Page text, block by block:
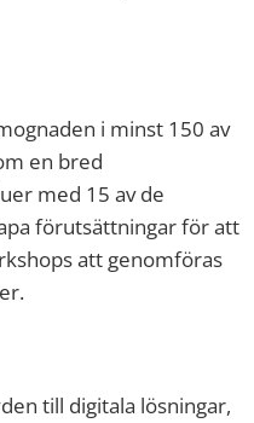
i minst 150 av
en bred
med 15 av de
förutsättningar för att
att genomföras
till digitala lösningar,